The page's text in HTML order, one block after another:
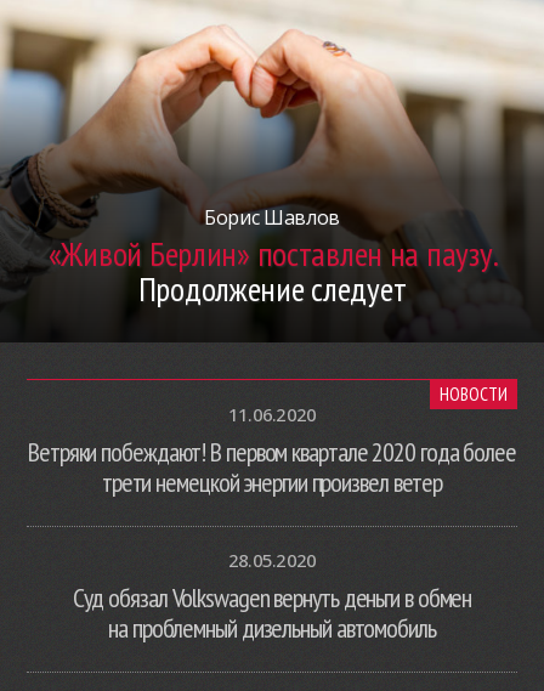
Борис Шавлов
«Живой Берлин» поставлен на паузу.
Продолжение следует
НОВОСТИ
11.06.2020
Ветряки побеждают! В первом квартале 2020 года более
трети немецкой энергии произвел ветер
28.05.2020
Суд обязал Volkswagen вернуть деньги в обмен
на проблемный дизельный автомобиль